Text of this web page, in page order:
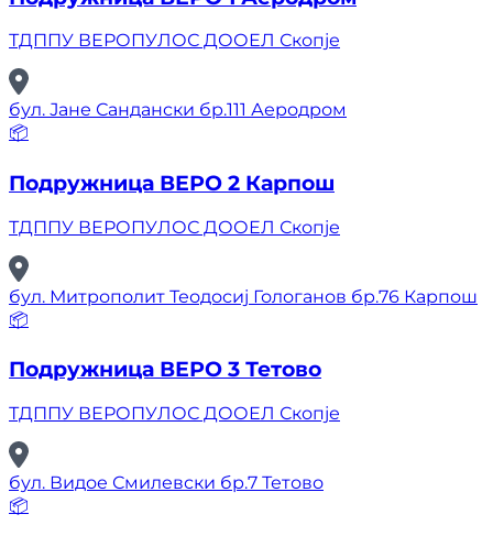
ТДППУ ВЕРОПУЛОС ДООЕЛ Скопје
бул. Јане Сандански бр.111 Аеродром
📦
Подружница ВЕРО 2 Карпош
ТДППУ ВЕРОПУЛОС ДООЕЛ Скопје
бул. Митрополит Теодосиј Гологанов бр.76 Карпош
📦
Подружница ВЕРО 3 Тетово
ТДППУ ВЕРОПУЛОС ДООЕЛ Скопје
бул. Видое Смилевски бр.7 Тетово
📦